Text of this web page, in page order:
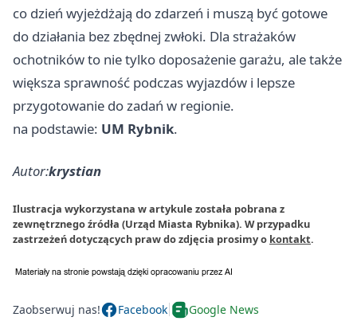
co dzień wyjeżdżają do zdarzeń i muszą być gotowe
do działania bez zbędnej zwłoki. Dla strażaków
ochotników to nie tylko doposażenie garażu, ale także
większa sprawność podczas wyjazdów i lepsze
przygotowanie do zadań w regionie.
na podstawie: UM Rybnik.
Autor:krystian
Ilustracja wykorzystana w artykule została pobrana z
zewnętrznego źródła (Urząd Miasta Rybnika). W przypadku
zastrzeżeń dotyczących praw do zdjęcia prosimy o kontakt.
Zaobserwuj nas! Facebook Google News